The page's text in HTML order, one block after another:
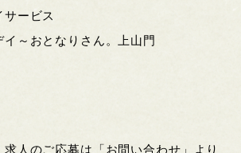
ービス
イ～おとなりさん。上山門
人のご応募は「お問い合わせ」より